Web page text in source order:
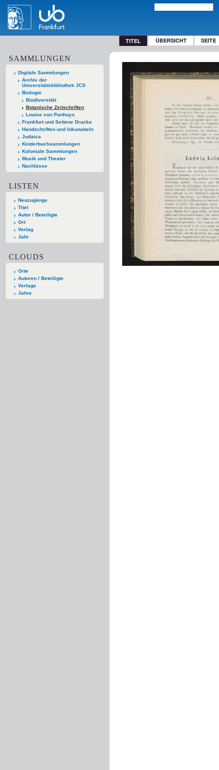
TITEL ÜBERSICHT SEITE
SAMMLUNGEN
Digitale Sammlungen
Archiv der
Universitätsbibliothek JCS
Biologie
Biodiversität
Botanische Zeitschriften
Louise von Panhuys
Frankfurt und Seltene Drucke
Handschriften und Inkunabeln
Judaica
Kinderbuchsammlungen
Koloniale Sammlungen
Musik und Theater
Nachlässe
LISTEN
Neuzugänge
Titel
Autor / Beteiligte
Ort
Verlag
Jahr
CLOUDS
Orte
Autoren / Beteiligte
Verlage
Jahre